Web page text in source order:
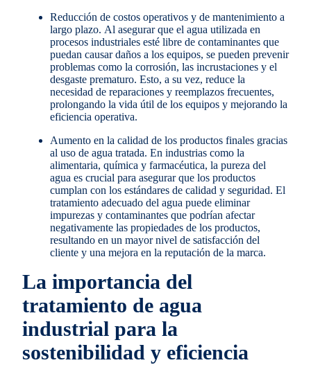
Reducción de costos operativos y de mantenimiento a
largo plazo. Al asegurar que el agua utilizada en
procesos industriales esté libre de contaminantes que
puedan causar daños a los equipos, se pueden prevenir
problemas como la corrosión, las incrustaciones y el
desgaste prematuro. Esto, a su vez, reduce la
necesidad de reparaciones y reemplazos frecuentes,
prolongando la vida útil de los equipos y mejorando la
eficiencia operativa.
Aumento en la calidad de los productos finales gracias
al uso de agua tratada. En industrias como la
alimentaria, química y farmacéutica, la pureza del
agua es crucial para asegurar que los productos
cumplan con los estándares de calidad y seguridad. El
tratamiento adecuado del agua puede eliminar
impurezas y contaminantes que podrían afectar
negativamente las propiedades de los productos,
resultando en un mayor nivel de satisfacción del
cliente y una mejora en la reputación de la marca.
La importancia del
tratamiento de agua
industrial para la
sostenibilidad y eficiencia